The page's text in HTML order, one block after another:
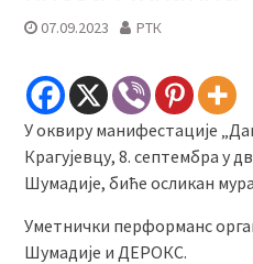
07.09.2023 РТК
У оквиру манифестације
Крагујевцу, 8. септембра у
Шумадије, биће осликан
Уметнички перформанс
Шумадије и ДЕРОКС.